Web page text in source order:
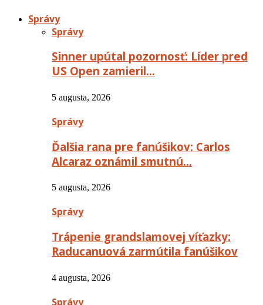
Správy
Správy
Sinner upútal pozornosť: Líder pred
US Open zamieril…
5 augusta, 2026
Správy
Ďalšia rana pre fanúšikov: Carlos
Alcaraz oznámil smutnú…
5 augusta, 2026
Správy
Trápenie grandslamovej víťazky:
Raducanuová zarmútila fanúšikov
4 augusta, 2026
Správy